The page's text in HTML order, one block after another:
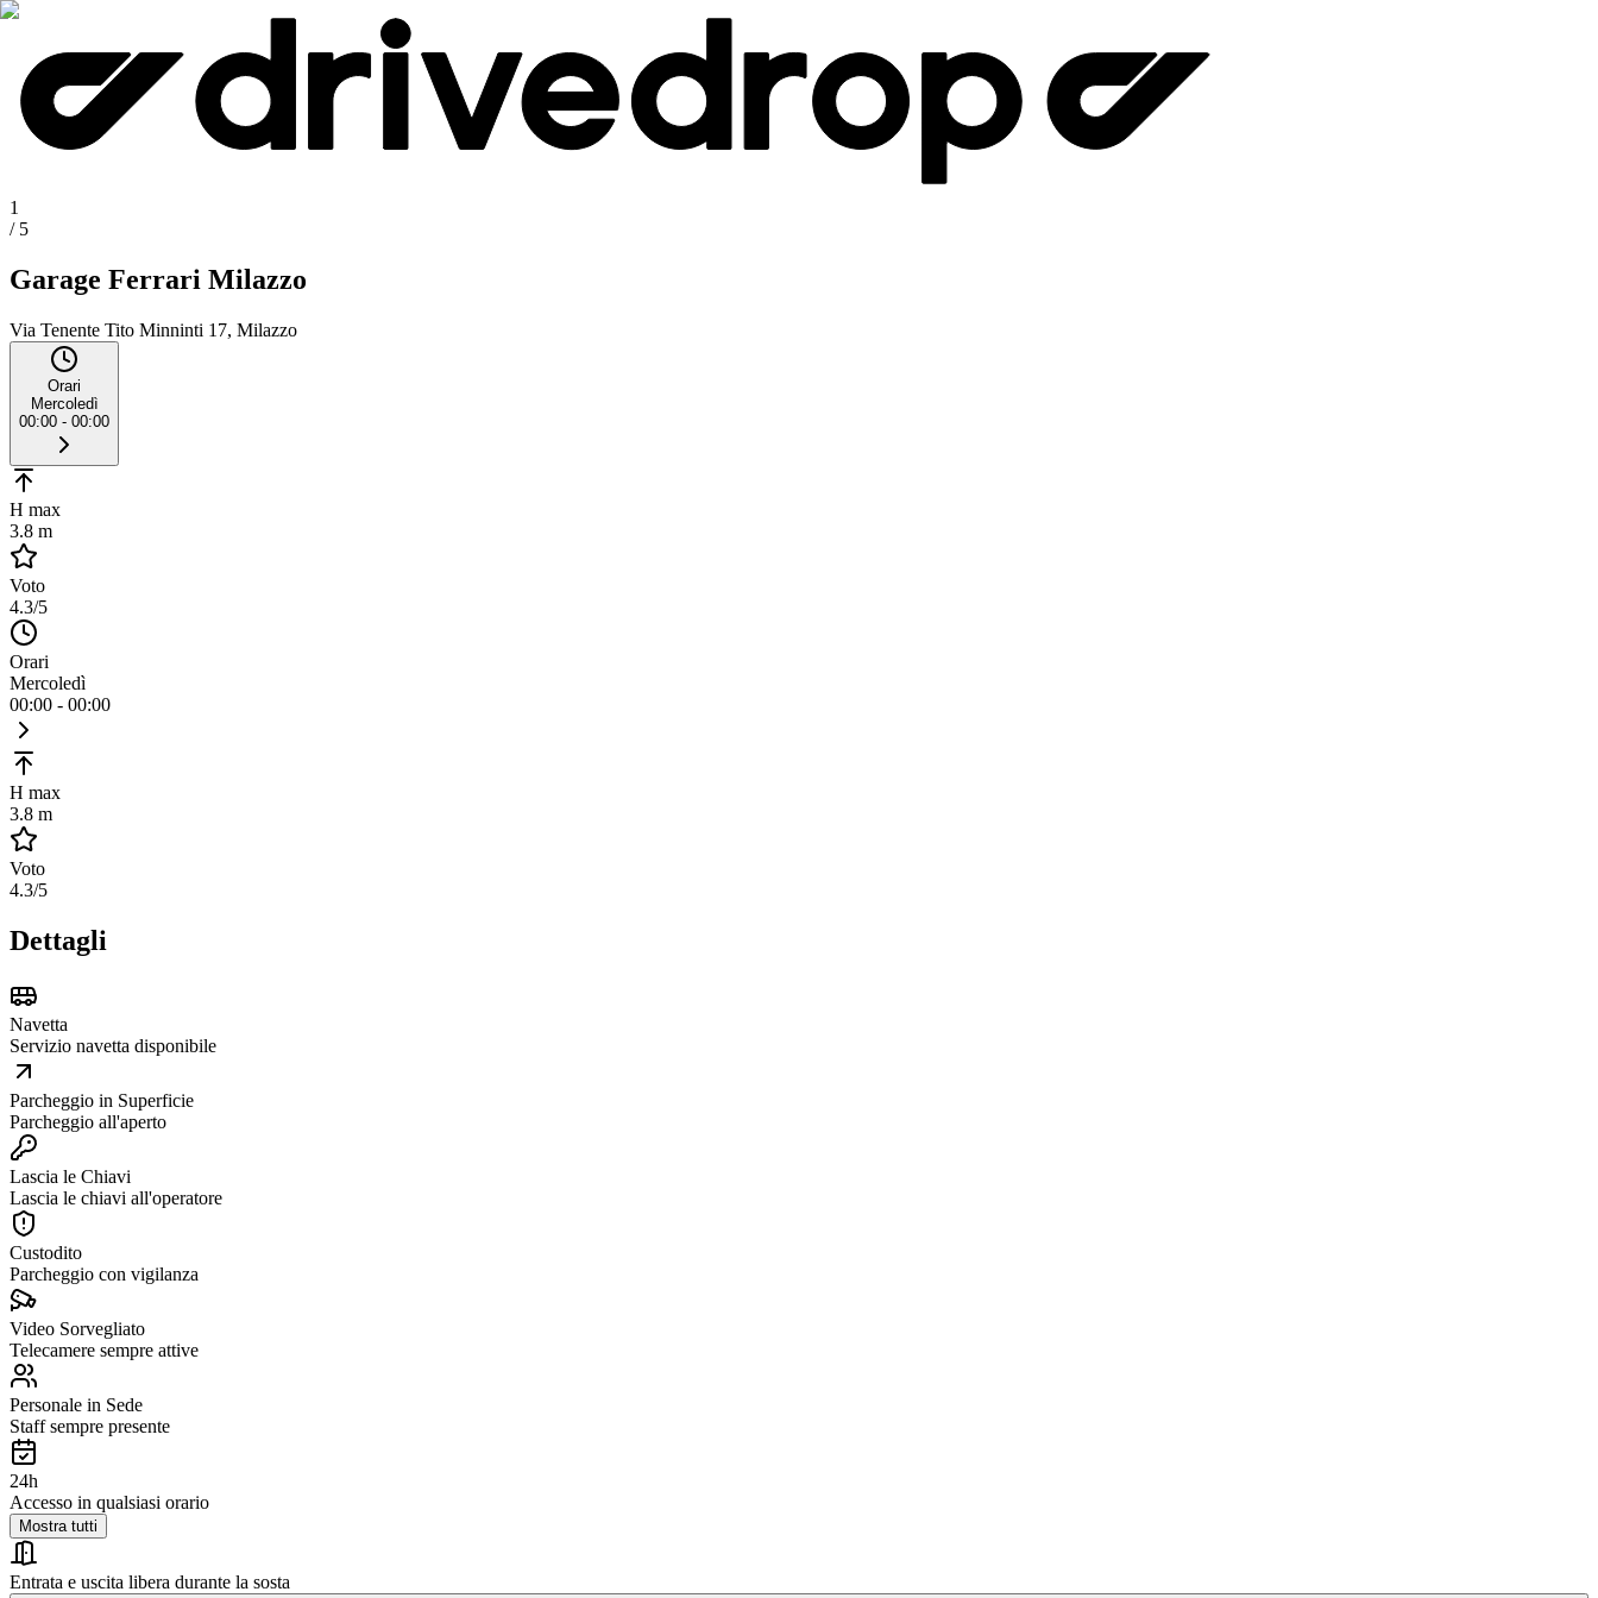
1
/ 5
Garage Ferrari Milazzo
Via Tenente Tito Minninti 17, Milazzo
Orari
Mercoledì
00:00 - 00:00
H max
3.8 m
Voto
4.3/5
Orari
Mercoledì
00:00 - 00:00
H max
3.8 m
Voto
4.3/5
Dettagli
Navetta
Servizio navetta disponibile
Parcheggio in Superficie
Parcheggio all'aperto
Lascia le Chiavi
Lascia le chiavi all'operatore
Custodito
Parcheggio con vigilanza
Video Sorvegliato
Telecamere sempre attive
Personale in Sede
Staff sempre presente
24h
Accesso in qualsiasi orario
Mostra tutti
Entrata e uscita libera durante la sosta